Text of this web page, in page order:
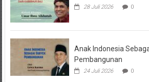
28 Juli 2026 0
Anak Indonesia
Pembangunan
24 Juli 2026 0